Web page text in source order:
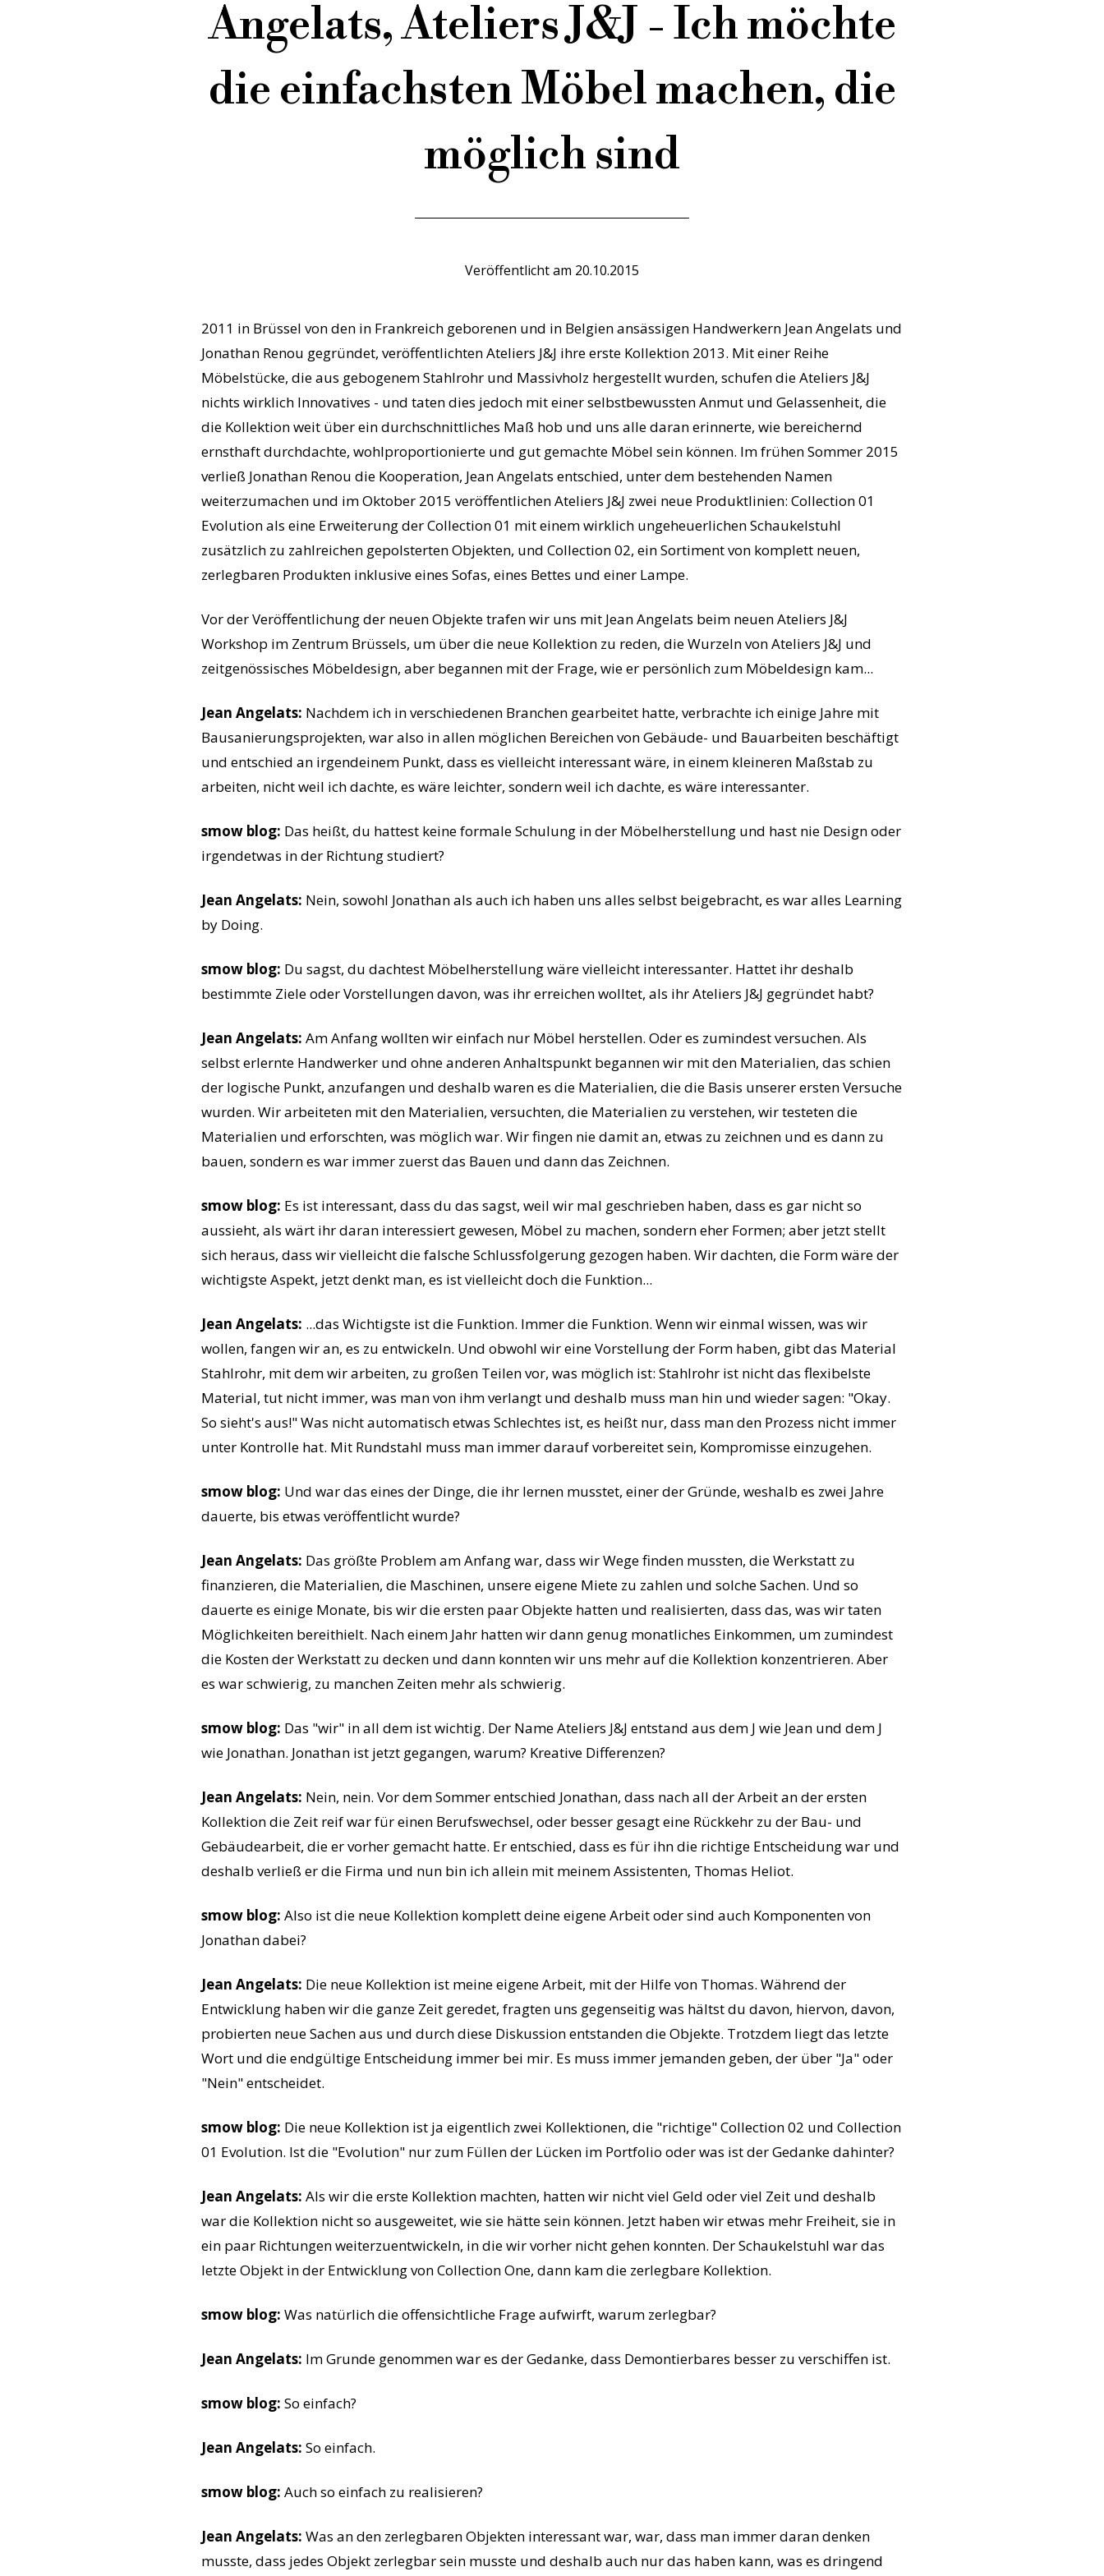
Angelats, Ateliers J&J - Ich möchte
die einfachsten Möbel machen, die
möglich sind
Veröffentlicht am 20.10.2015
2011 in Brüssel von den in Frankreich geborenen und in Belgien ansässigen Handwerkern Jean Angelats und
Jonathan Renou gegründet, veröffentlichten Ateliers J&J ihre erste Kollektion 2013. Mit einer Reihe
Möbelstücke, die aus gebogenem Stahlrohr und Massivholz hergestellt wurden, schufen die Ateliers J&J
nichts wirklich Innovatives - und taten dies jedoch mit einer selbstbewussten Anmut und Gelassenheit, die
die Kollektion weit über ein durchschnittliches Maß hob und uns alle daran erinnerte, wie bereichernd
ernsthaft durchdachte, wohlproportionierte und gut gemachte Möbel sein können. Im frühen Sommer 2015
verließ Jonathan Renou die Kooperation, Jean Angelats entschied, unter dem bestehenden Namen
weiterzumachen und im Oktober 2015 veröffentlichen Ateliers J&J zwei neue Produktlinien: Collection 01
Evolution als eine Erweiterung der Collection 01 mit einem wirklich ungeheuerlichen Schaukelstuhl
zusätzlich zu zahlreichen gepolsterten Objekten, und Collection 02, ein Sortiment von komplett neuen,
zerlegbaren Produkten inklusive eines Sofas, eines Bettes und einer Lampe.
Vor der Veröffentlichung der neuen Objekte trafen wir uns mit Jean Angelats beim neuen Ateliers J&J
Workshop im Zentrum Brüssels, um über die neue Kollektion zu reden, die Wurzeln von Ateliers J&J und
zeitgenössisches Möbeldesign, aber begannen mit der Frage, wie er persönlich zum Möbeldesign kam...
Jean Angelats: Nachdem ich in verschiedenen Branchen gearbeitet hatte, verbrachte ich einige Jahre mit
Bausanierungsprojekten, war also in allen möglichen Bereichen von Gebäude- und Bauarbeiten beschäftigt
und entschied an irgendeinem Punkt, dass es vielleicht interessant wäre, in einem kleineren Maßstab zu
arbeiten, nicht weil ich dachte, es wäre leichter, sondern weil ich dachte, es wäre interessanter.
smow blog: Das heißt, du hattest keine formale Schulung in der Möbelherstellung und hast nie Design oder
irgendetwas in der Richtung studiert?
Jean Angelats: Nein, sowohl Jonathan als auch ich haben uns alles selbst beigebracht, es war alles Learning
by Doing.
smow blog: Du sagst, du dachtest Möbelherstellung wäre vielleicht interessanter. Hattet ihr deshalb
bestimmte Ziele oder Vorstellungen davon, was ihr erreichen wolltet, als ihr Ateliers J&J gegründet habt?
Jean Angelats: Am Anfang wollten wir einfach nur Möbel herstellen. Oder es zumindest versuchen. Als
selbst erlernte Handwerker und ohne anderen Anhaltspunkt begannen wir mit den Materialien, das schien
der logische Punkt, anzufangen und deshalb waren es die Materialien, die die Basis unserer ersten Versuche
wurden. Wir arbeiteten mit den Materialien, versuchten, die Materialien zu verstehen, wir testeten die
Materialien und erforschten, was möglich war. Wir fingen nie damit an, etwas zu zeichnen und es dann zu
bauen, sondern es war immer zuerst das Bauen und dann das Zeichnen.
smow blog: Es ist interessant, dass du das sagst, weil wir mal geschrieben haben, dass es gar nicht so
aussieht, als wärt ihr daran interessiert gewesen, Möbel zu machen, sondern eher Formen; aber jetzt stellt
sich heraus, dass wir vielleicht die falsche Schlussfolgerung gezogen haben. Wir dachten, die Form wäre der
wichtigste Aspekt, jetzt denkt man, es ist vielleicht doch die Funktion...
Jean Angelats: ...das Wichtigste ist die Funktion. Immer die Funktion. Wenn wir einmal wissen, was wir
wollen, fangen wir an, es zu entwickeln. Und obwohl wir eine Vorstellung der Form haben, gibt das Material
Stahlrohr, mit dem wir arbeiten, zu großen Teilen vor, was möglich ist: Stahlrohr ist nicht das flexibelste
Material, tut nicht immer, was man von ihm verlangt und deshalb muss man hin und wieder sagen: "Okay.
So sieht's aus!" Was nicht automatisch etwas Schlechtes ist, es heißt nur, dass man den Prozess nicht immer
unter Kontrolle hat. Mit Rundstahl muss man immer darauf vorbereitet sein, Kompromisse einzugehen.
smow blog: Und war das eines der Dinge, die ihr lernen musstet, einer der Gründe, weshalb es zwei Jahre
dauerte, bis etwas veröffentlicht wurde?
Jean Angelats: Das größte Problem am Anfang war, dass wir Wege finden mussten, die Werkstatt zu
finanzieren, die Materialien, die Maschinen, unsere eigene Miete zu zahlen und solche Sachen. Und so
dauerte es einige Monate, bis wir die ersten paar Objekte hatten und realisierten, dass das, was wir taten
Möglichkeiten bereithielt. Nach einem Jahr hatten wir dann genug monatliches Einkommen, um zumindest
die Kosten der Werkstatt zu decken und dann konnten wir uns mehr auf die Kollektion konzentrieren. Aber
es war schwierig, zu manchen Zeiten mehr als schwierig.
smow blog: Das "wir" in all dem ist wichtig. Der Name Ateliers J&J entstand aus dem J wie Jean und dem J
wie Jonathan. Jonathan ist jetzt gegangen, warum? Kreative Differenzen?
Jean Angelats: Nein, nein. Vor dem Sommer entschied Jonathan, dass nach all der Arbeit an der ersten
Kollektion die Zeit reif war für einen Berufswechsel, oder besser gesagt eine Rückkehr zu der Bau- und
Gebäudearbeit, die er vorher gemacht hatte. Er entschied, dass es für ihn die richtige Entscheidung war und
deshalb verließ er die Firma und nun bin ich allein mit meinem Assistenten, Thomas Heliot.
smow blog: Also ist die neue Kollektion komplett deine eigene Arbeit oder sind auch Komponenten von
Jonathan dabei?
Jean Angelats: Die neue Kollektion ist meine eigene Arbeit, mit der Hilfe von Thomas. Während der
Entwicklung haben wir die ganze Zeit geredet, fragten uns gegenseitig was hältst du davon, hiervon, davon,
probierten neue Sachen aus und durch diese Diskussion entstanden die Objekte. Trotzdem liegt das letzte
Wort und die endgültige Entscheidung immer bei mir. Es muss immer jemanden geben, der über "Ja" oder
"Nein" entscheidet.
smow blog: Die neue Kollektion ist ja eigentlich zwei Kollektionen, die "richtige" Collection 02 und Collection
01 Evolution. Ist die "Evolution" nur zum Füllen der Lücken im Portfolio oder was ist der Gedanke dahinter?
Jean Angelats: Als wir die erste Kollektion machten, hatten wir nicht viel Geld oder viel Zeit und deshalb
war die Kollektion nicht so ausgeweitet, wie sie hätte sein können. Jetzt haben wir etwas mehr Freiheit, sie in
ein paar Richtungen weiterzuentwickeln, in die wir vorher nicht gehen konnten. Der Schaukelstuhl war das
letzte Objekt in der Entwicklung von Collection One, dann kam die zerlegbare Kollektion.
smow blog: Was natürlich die offensichtliche Frage aufwirft, warum zerlegbar?
Jean Angelats: Im Grunde genommen war es der Gedanke, dass Demontierbares besser zu verschiffen ist.
smow blog: So einfach?
Jean Angelats: So einfach.
smow blog: Auch so einfach zu realisieren?
Jean Angelats: Was an den zerlegbaren Objekten interessant war, war, dass man immer daran denken
musste, dass jedes Objekt zerlegbar sein musste und deshalb auch nur das haben kann, was es dringend